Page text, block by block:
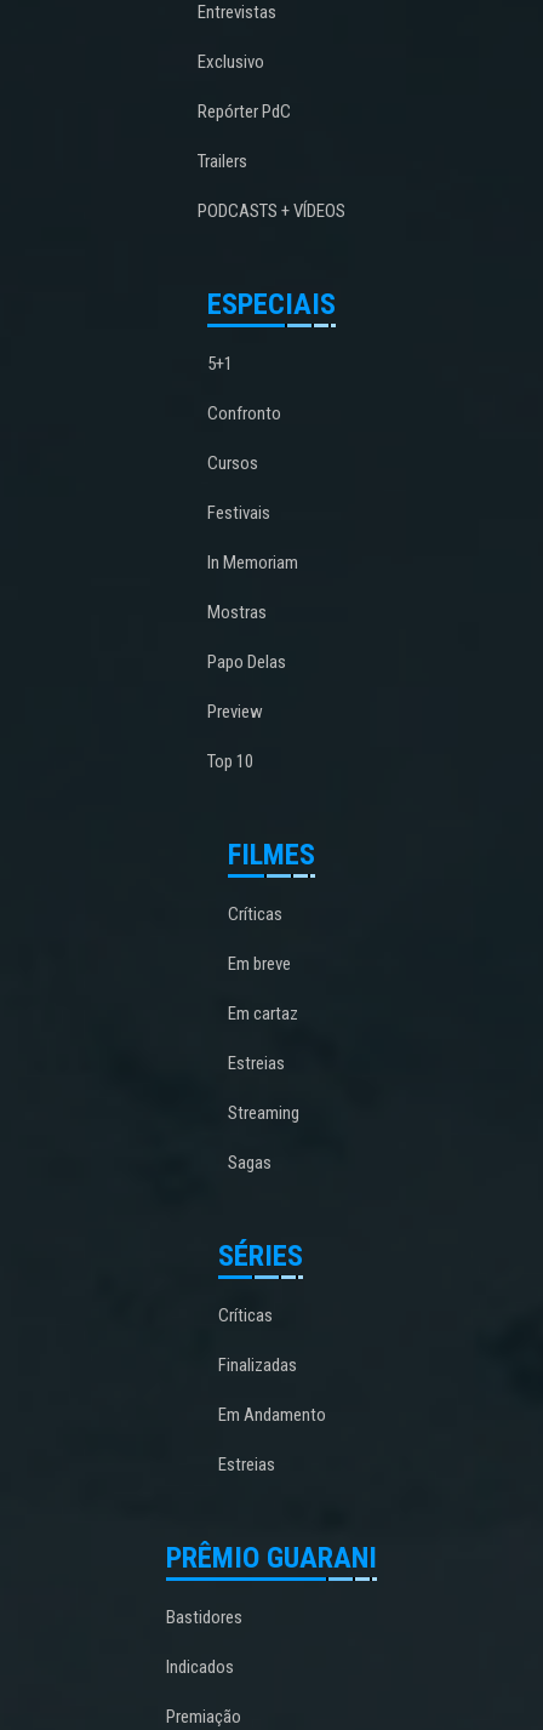
Entrevistas
Exclusivo
Repórter PdC
Trailers
PODCASTS + VÍDEOS
ESPECIAIS
5+1
Confronto
Cursos
Festivais
In Memoriam
Mostras
Papo Delas
Preview
Top 10
FILMES
Críticas
Em breve
Em cartaz
Estreias
Streaming
Sagas
SÉRIES
Críticas
Finalizadas
Em Andamento
Estreias
PRÊMIO GUARANI
Bastidores
Indicados
Premiação